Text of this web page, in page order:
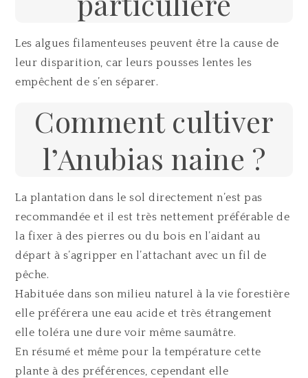
Les algues filamenteuses peuvent être la cause de
leur disparition, car leurs pousses lentes les
empêchent de s’en séparer.
Comment cultiver
l’Anubias naine ?
La plantation dans le sol directement n’est pas
recommandée et il est très nettement préférable de
la fixer à des pierres ou du bois en l’aidant au
départ à s’agripper en l’attachant avec un fil de
pêche.
Habituée dans son milieu naturel à la vie forestière
elle préférera une eau acide et très étrangement
elle toléra une dure voir même saumâtre.
En résumé et même pour la température cette
plante à des préférences, cependant elle